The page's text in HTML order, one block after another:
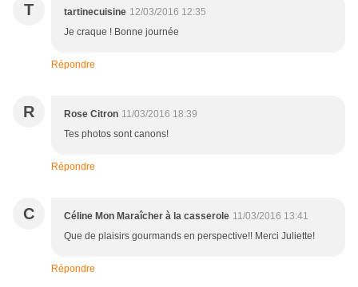
T tartinecuisine 12/03/2016 12:35
Je craque ! Bonne journée
Répondre
R Rose Citron 11/03/2016 18:39
Tes photos sont canons!
Répondre
C Céline Mon Maraîcher à la casserole 11/03/2016 13:41
Que de plaisirs gourmands en perspective!! Merci Juliette!
Répondre